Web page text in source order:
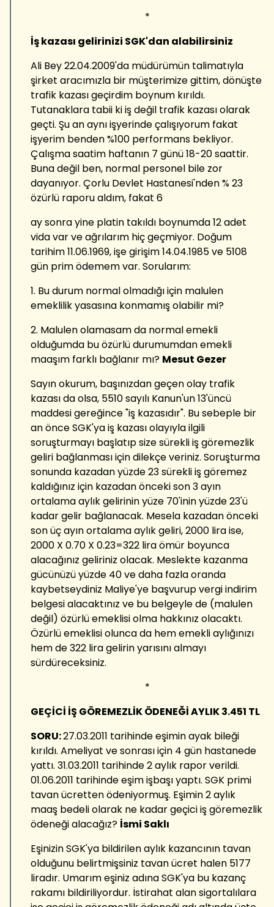
*
İş kazası gelirinizi SGK'dan alabilirsiniz
Ali Bey 22.04.2009'da müdürümün talimatıyla
şirket aracımızla bir müşterimize gittim, dönüşte
trafik kazası geçirdim boynum kırıldı.
Tutanaklara tabii ki iş değil trafik kazası olarak
geçti. Şu an aynı işyerinde çalışıyorum fakat
işyerim benden %100 performans bekliyor.
Çalışma saatim haftanın 7 günü 18-20 saattir.
Buna değil ben, normal personel bile zor
dayanıyor. Çorlu Devlet Hastanesi'nden % 23
özürlü raporu aldım, fakat 6
ay sonra yine platin takıldı boynumda 12 adet
vida var ve ağrılarım hiç geçmiyor. Doğum
tarihim 11.06.1969, işe girişim 14.04.1985 ve 5108
gün prim ödemem var. Sorularım:
1. Bu durum normal olmadığı için malulen
emeklilik yasasına konmamış olabilir mi?
2. Malulen olamasam da normal emekli
olduğumda bu özürlü durumumdan emekli
maaşım farklı bağlanır mı? Mesut Gezer
Sayın okurum, başınızdan geçen olay trafik
kazası da olsa, 5510 sayılı Kanun'un 13'üncü
maddesi gereğince "iş kazasıdır". Bu sebeple bir
an önce SGK'ya iş kazası olayıyla ilgili
soruşturmayı başlatıp size sürekli iş göremezlik
geliri bağlanması için dilekçe veriniz. Soruşturma
sonunda kazadan yüzde 23 sürekli iş göremez
kaldığınız için kazadan önceki son 3 ayın
ortalama aylık gelirinin yüze 70'inin yüzde 23'ü
kadar gelir bağlanacak. Mesela kazadan önceki
son üç ayın ortalama aylık geliri, 2000 lira ise,
2000 X 0.70 X 0.23=322 lira ömür boyunca
alacağınız geliriniz olacak. Meslekte kazanma
gücünüzü yüzde 40 ve daha fazla oranda
kaybetseydiniz Maliye'ye başvurup vergi indirim
belgesi alacaktınız ve bu belgeyle de (malulen
değil) özürlü emeklisi olma hakkınız olacaktı.
Özürlü emeklisi olunca da hem emekli aylığınızı
hem de 322 lira gelirin yarısını almayı
sürdüreceksiniz.
*
GEÇİCİ İŞ GÖREMEZLİK ÖDENEĞİ AYLIK 3.451 TL
SORU:27.03.2011 tarihinde eşimin ayak bileği
kırıldı. Ameliyat ve sonrası için 4 gün hastanede
yattı. 31.03.2011 tarihinde 2 aylık rapor verildi.
01.06.2011 tarihinde eşim işbaşı yaptı. SGK primi
tavan ücretten ödeniyormuş. Eşimin 2 aylık
maaş bedeli olarak ne kadar geçici iş göremezlik
ödeneği alacağız? İsmi Saklı
Eşinizin SGK'ya bildirilen aylık kazancının tavan
olduğunu belirtmişsiniz tavan ücret halen 5177
liradır. Umarım eşiniz adına SGK'ya bu kazanç
rakamı bildiriliyordur. İstirahat alan sigortalılara